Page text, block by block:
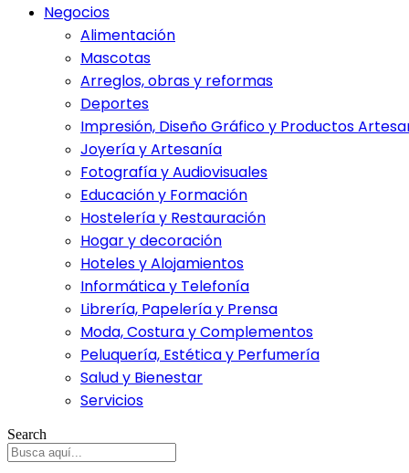
Negocios
Alimentación
Mascotas
Arreglos, obras y reformas
Deportes
Impresión, Diseño Gráfico y Productos
Joyería y Artesanía
Fotografía y Audiovisuales
Educación y Formación
Hostelería y Restauración
Hogar y decoración
Hoteles y Alojamientos
Informática y Telefonía
Librería, Papelería y Prensa
Moda, Costura y Complementos
Peluquería, Estética y Perfumería
Salud y Bienestar
Servicios
Search